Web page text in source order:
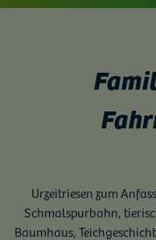
Urzeitriesen zum
Schmalspurbahn,
Baumhaus,